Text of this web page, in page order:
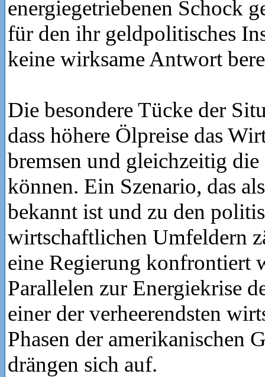
energiegetriebenen Schock
für den ihr geldpolitisches
keine wirksame Antwort
Die besondere Tücke der
dass höhere Ölpreise das
bremsen und gleichzeitig
können. Ein Szenario, das
bekannt ist und zu den
wirtschaftlichen Umfeldern
eine Regierung konfrontiert
Parallelen zur Energiekrise
einer der verheerendsten
Phasen der amerikanischen
drängen sich auf.